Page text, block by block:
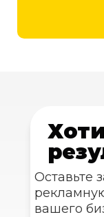
Оставьте
вашего